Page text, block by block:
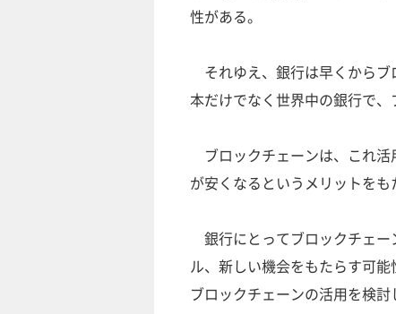
性がある。
それゆえ、銀行は早くからブ
本だけでなく世界中の銀行で、
ブロックチェーンは、これ活
が安くなるというメリットをも
銀行にとってブロックチェ
ル、新しい機会をもたらす可
ブロックチェーンの活用を検討